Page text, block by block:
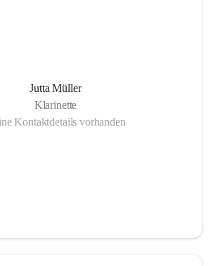
Jutta Müller
Klarinette
Kontaktdetails vorhanden